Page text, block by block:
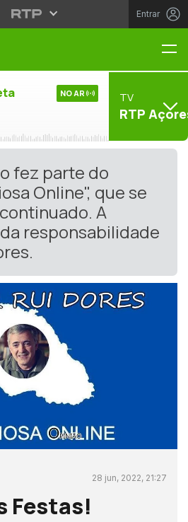
Entrar
NO AR TV
RTP
fez parte do
Online", que se
A
responsabilidade
28 jun, 2022, 21:27
Festas!